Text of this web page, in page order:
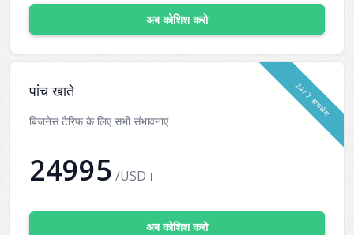
अब कोशिश करो
24/7 समर्थन
पांच खाते
बिजनेस टैरिफ के लिए सभी संभावनाएं
24995 /USD।
अब कोशिश करो